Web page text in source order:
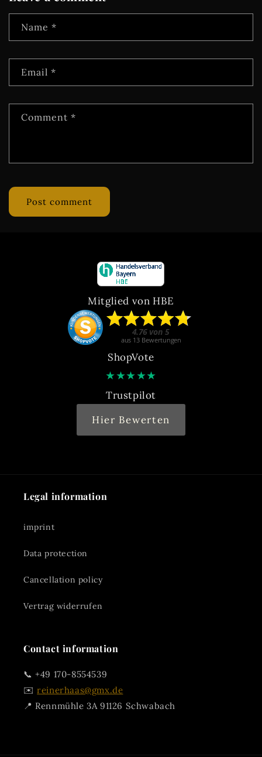
Name *
Email *
Comment *
Mitglied von HBE
ShopVote
★★★★★
Trustpilot
Hier Bewerten
Legal information
imprint
Data protection
Cancellation policy
Vertrag widerrufen
Contact information
📞 +49 170-8554539
✉️reinerhaas@gmx.de
📍 Rennmühle 3A 91126 Schwabach